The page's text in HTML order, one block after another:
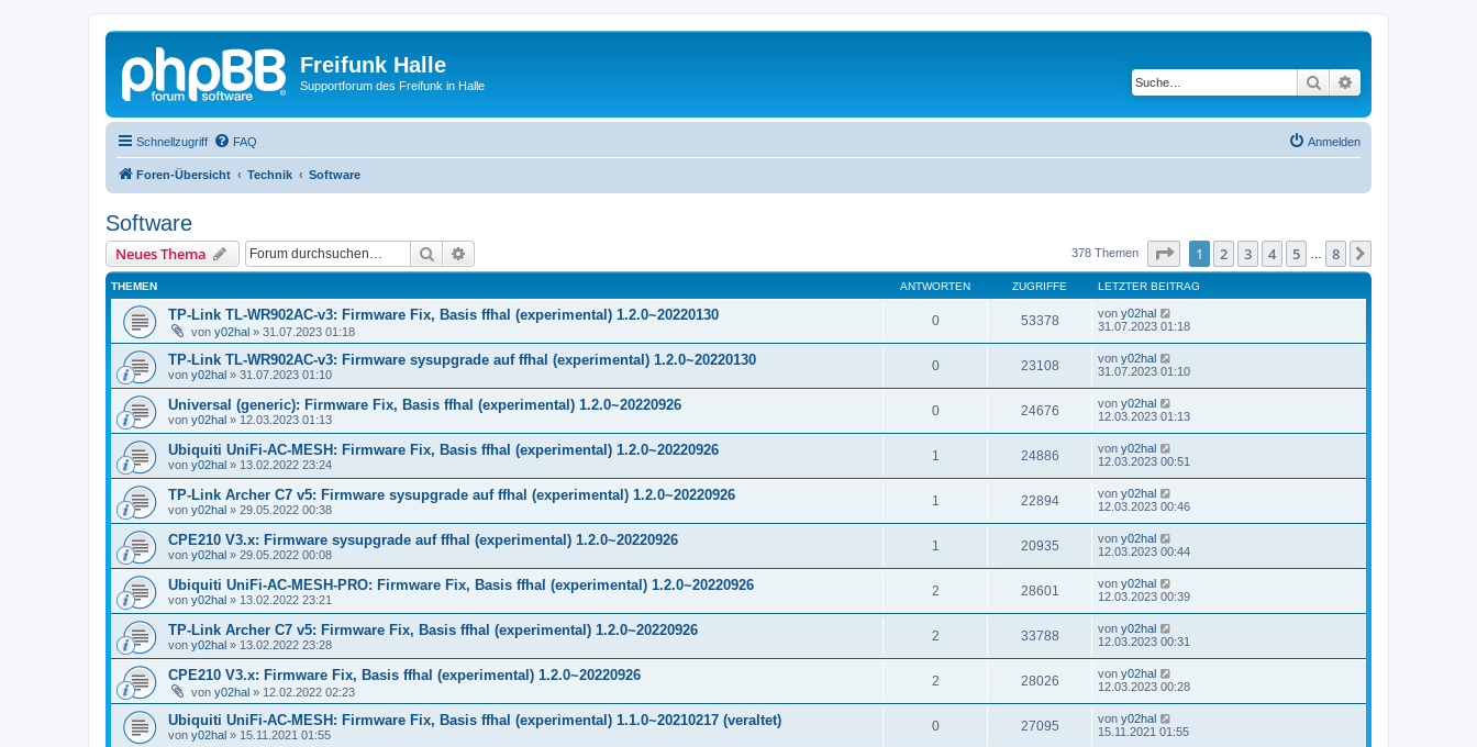
Freifunk Halle
Supportforum des Freifunk in Halle Suche
Schnellzugriff FAQ Anmelden
Foren-Übersicht Technik Software
Software
Neues Thema Suche 378 Themen Seite von8
1 2 3 4 5 8
THEMEN ANTWORTEN ZUGRIFFE LETZTER BEITRAG
TP-Link TL-WR902AC-v3: Firmware Fix, Basis ffhal (experimental) 1.2.0~20220130
von y02hal » 31.07.2023 01:18
0 53378 von y02hal
31.07.2023 01:18
TP-Link TL-WR902AC-v3: Firmware sysupgrade auf ffhal (experimental) 1.2.0~20220130
von y02hal » 31.07.2023 01:10
0 23108 von y02hal
31.07.2023 01:10
Universal (generic): Firmware Fix, Basis ffhal (experimental) 1.2.0~20220926
von y02hal » 12.03.2023 01:13
0 24676 von y02hal
12.03.2023 01:13
Ubiquiti UniFi-AC-MESH: Firmware Fix, Basis ffhal (experimental) 1.2.0~20220926
von y02hal » 13.02.2022 23:24
1 24886 von y02hal
12.03.2023 00:51
TP-Link Archer C7 v5: Firmware sysupgrade auf ffhal (experimental) 1.2.0~20220926
von y02hal » 29.05.2022 00:38
1 22894 von y02hal
12.03.2023 00:46
CPE210 V3.x: Firmware sysupgrade auf ffhal (experimental) 1.2.0~20220926
von y02hal » 29.05.2022 00:08
1 20935 von y02hal
12.03.2023 00:44
Ubiquiti UniFi-AC-MESH-PRO: Firmware Fix, Basis ffhal (experimental) 1.2.0~20220926
von y02hal » 13.02.2022 23:21
2 28601 von y02hal
12.03.2023 00:39
TP-Link Archer C7 v5: Firmware Fix, Basis ffhal (experimental) 1.2.0~20220926
von y02hal » 13.02.2022 23:28
2 33788 von y02hal
12.03.2023 00:31
CPE210 V3.x: Firmware Fix, Basis ffhal (experimental) 1.2.0~20220926
von y02hal » 12.02.2022 02:23
2 28026 von y02hal
12.03.2023 00:28
Ubiquiti UniFi-AC-MESH: Firmware Fix, Basis ffhal (experimental) 1.1.0~20210217 (veraltet)
von y02hal » 15.11.2021 01:55
0 27095 von y02hal
15.11.2021 01:55